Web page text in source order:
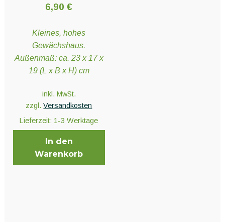
Töpfe und Pflanzbehälter
Pflanzenschutz und Biozide
Ernte und Verarbeitung
6,90€
Kleines, hohes
Gewächshaus.
Außenmaß: ca. 23 x 17 x
19 (L x B x H) cm
inkl. MwSt.
zzgl.Versandkosten
Lieferzeit: 1-3 Werktage
In den
Warenkorb